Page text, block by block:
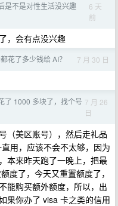
是不是对性生活没兴趣
6 天
前
，会有点没兴趣
花了多少钱给 AI？ 7 月 30 日
了 1000 多块了，找个号 7 月 26
日
（美区账号），然后走礼品
用，应该不会不太够，因为
本来昨天跑了一晚上，把最
度了，今天又重置额度了，
能购买额外额度，所以，出
果你办了 visa 卡之类的信用